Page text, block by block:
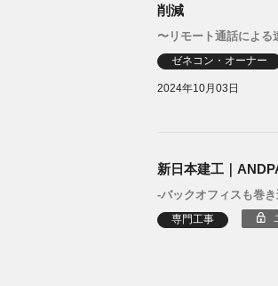
削減
〜リモート通話による
ゼネコン・オーナー
2024年10月03日
新日本建工｜
-バックオフィスも巻
専門工事